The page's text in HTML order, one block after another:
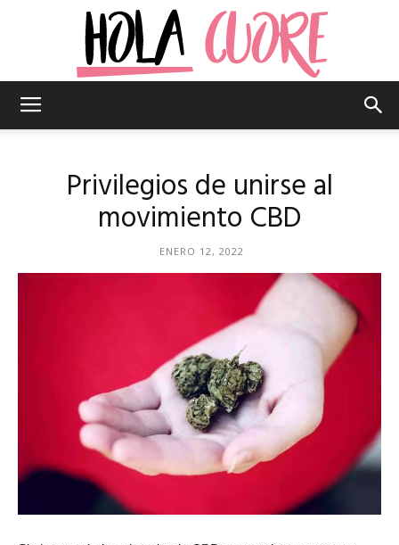
La
revista
Privilegios de unirse al
movimiento CBD
ENERO 12, 2022